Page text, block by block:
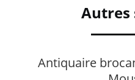
Autres
Antiquaire